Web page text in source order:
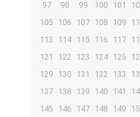
97
98 99 100 101
105
106 107 108 109
113
114 115 116 117
121
122 123 124 125
129
130 131 132 133
137 138 139 140 141
145
146 147 148 149